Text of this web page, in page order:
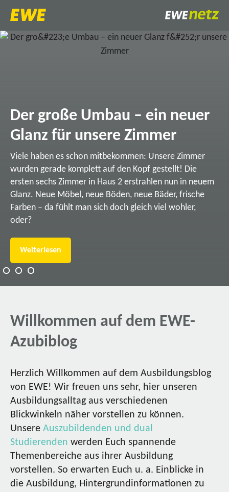
Der große Umbau – ein neuer
Glanz für unsere Zimmer
Viele haben es schon mitbekommen: Unsere Zimmer
wurden gerade komplett auf den Kopf gestellt! Die
ersten sechs Zimmer in Haus 2 erstrahlen nun in neuem
Glanz. Neue Möbel, neue Böden, neue Bäder, frische
Farben – da fühlt man sich doch gleich viel wohler,
oder?
Weiterlesen
Willkommen auf dem EWE-
Azubiblog
Herzlich Willkommen auf dem Ausbildungsblog
von EWE! Wir freuen uns sehr, hier unseren
Ausbildungsalltag aus verschiedenen
Blickwinkeln näher vorstellen zu können.
Unsere Auszubildenden und dual
Studierenden werden Euch spannende
Themenbereiche aus ihrer Ausbildung
vorstellen. So erwarten Euch u. a. Einblicke in
die Ausbildung, Hintergrundinformationen zu